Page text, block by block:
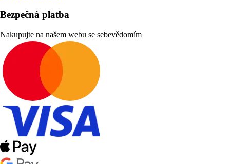
Bezpečná platba
Nakupujte na našem webu se sebevědomím